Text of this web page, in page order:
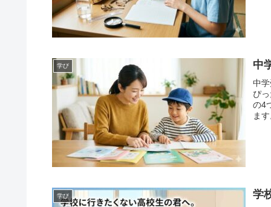
学び 中
中
ぴ
の4
ま
学び 学